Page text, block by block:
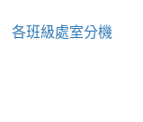
各班級處室分機